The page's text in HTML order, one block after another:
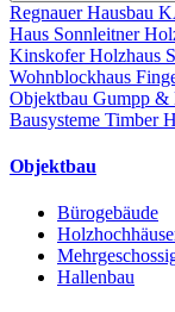
Regnauer Hausbau
Haus Sonnleitner
Kinskofer Holzhaus
Wohnblockhaus
Objektbau Gumpp &
Bausysteme Timber
Objektbau
Bürogebäude
Hallenbau